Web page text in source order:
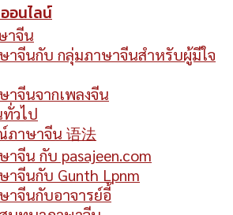
อนไลน์
าจีน
าจีนกับ กลุ่มภาษาจีนสำหรับผู้มีใจ
าจีนจากเพลงจีน
วไป
ภาษาจีน 语法
าจีน กับ pasajeen.com
าจีนกับ Gunth Lpnm
าจีนกับอาจารย์อี้